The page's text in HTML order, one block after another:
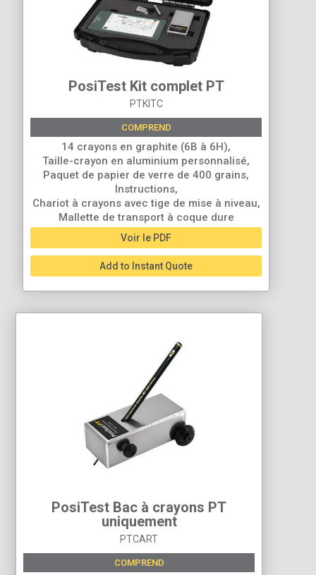
PosiTest Kit complet PT
PTKITC
COMPREND
14 crayons en graphite (6B à 6H),
Taille-crayon en aluminium personnalisé,
Paquet de papier de verre de 400 grains,
Instructions,
Chariot à crayons avec tige de mise à niveau,
Mallette de transport à coque dure
Voir le PDF
Add to Instant Quote
PosiTest Bac à crayons PT
uniquement
PTCART
COMPREND